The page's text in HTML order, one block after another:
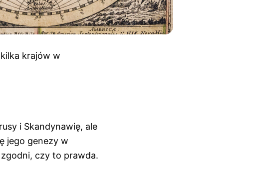
krajów w
i Skandynawię, ale
jego genezy w
czy to prawda.